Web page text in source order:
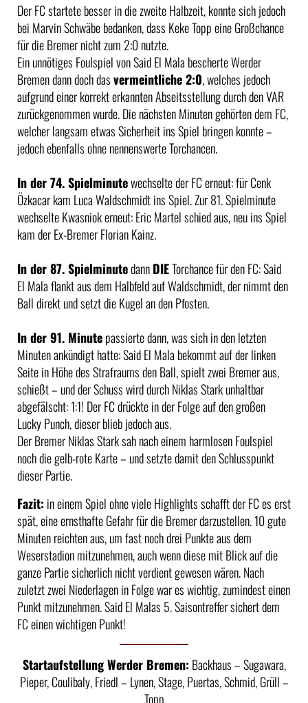
Der FC startete besser in die zweite Halbzeit, konnte sich jedoch
bei Marvin Schwäbe bedanken, dass Keke Topp eine Großchance
für die Bremer nicht zum 2:0 nutzte.
Ein unnötiges Foulspiel von Said El Mala bescherte Werder
Bremen dann doch dasvermeintliche 2:0, welches jedoch
aufgrund einer korrekt erkannten Abseitsstellung durch den VAR
zurückgenommen wurde. Die nächsten Minuten gehörten dem FC,
welcher langsam etwas Sicherheit ins Spiel bringen konnte –
jedoch ebenfalls ohne nennenswerte Torchancen.
In der 74. Spielminutewechselte der FC erneut: für Cenk
Özkacar kam Luca Waldschmidt ins Spiel. Zur 81. Spielminute
wechselte Kwasniok erneut: Eric Martel schied aus, neu ins Spiel
kam der Ex-Bremer Florian Kainz.
In der 87. SpielminutedannDIETorchance für den FC: Said
El Mala flankt aus dem Halbfeld auf Waldschmidt, der nimmt den
Ball direkt und setzt die Kugel an den Pfosten.
In der 91. Minutepassierte dann, was sich in den letzten
Minuten ankündigt hatte: Said El Mala bekommt auf der linken
Seite in Höhe des Strafraums den Ball, spielt zwei Bremer aus,
schießt – und der Schuss wird durch Niklas Stark unhaltbar
abgefälscht: 1:1! Der FC drückte in der Folge auf den großen
Lucky Punch, dieser blieb jedoch aus.
Der Bremer Niklas Stark sah nach einem harmlosen Foulspiel
noch die gelb-rote Karte – und setzte damit den Schlusspunkt
dieser Partie.
Fazit: in einem Spiel ohne viele Highlights schafft der FC es erst
spät, eine ernsthafte Gefahr für die Bremer darzustellen. 10 gute
Minuten reichten aus, um fast noch drei Punkte aus dem
Weserstadion mitzunehmen, auch wenn diese mit Blick auf die
ganze Partie sicherlich nicht verdient gewesen wären. Nach
zuletzt zwei Niederlagen in Folge war es wichtig, zumindest einen
Punkt mitzunehmen. Said El Malas 5. Saisontreffer sichert dem
FC einen wichtigen Punkt!
Startaufstellung Werder Bremen: Backhaus – Sugawara,
Pieper, Coulibaly, Friedl – Lynen, Stage, Puertas, Schmid, Grüll –
Topp